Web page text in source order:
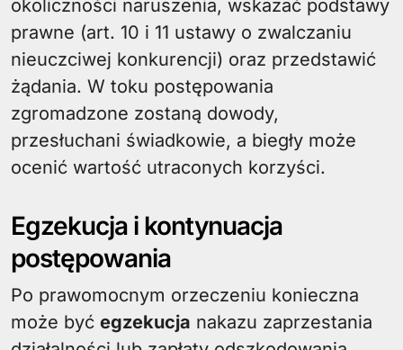
okoliczności naruszenia, wskazać podstawy
prawne (art. 10 i 11 ustawy o zwalczaniu
nieuczciwej konkurencji) oraz przedstawić
żądania. W toku postępowania
zgromadzone zostaną dowody,
przesłuchani świadkowie, a biegły może
ocenić wartość utraconych korzyści.
Egzekucja i kontynuacja
postępowania
Po prawomocnym orzeczeniu konieczna
może być egzekucja nakazu zaprzestania